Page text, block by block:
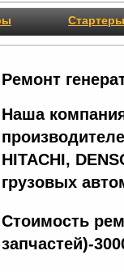
Стартеры
Ремонт
Наша
HITACHI,
грузовых
Стоимость
запчастей)-